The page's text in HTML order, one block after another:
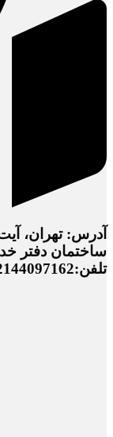
آدرس: تهران،
تلفن:02144097162